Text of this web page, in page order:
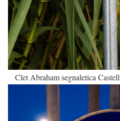
Clet Abraham segnaletica